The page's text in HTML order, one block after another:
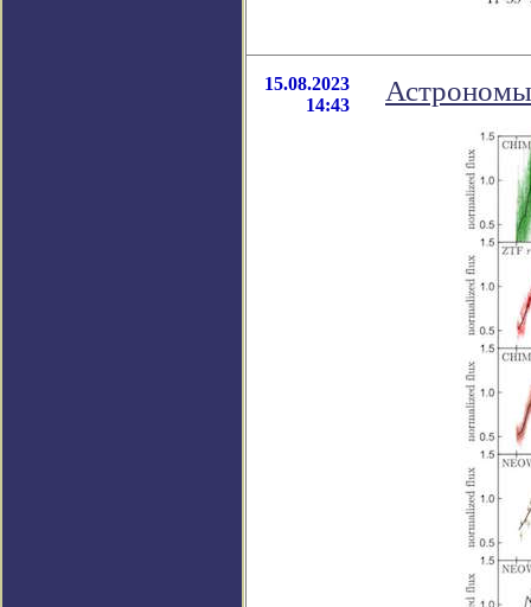
15.08.2023
14:43